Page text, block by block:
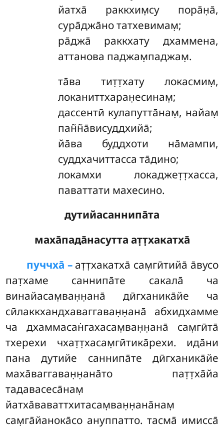
йатха̄ раккхим̣су пора̄н̣а̄,
сура̄джа̄но татхевимам̣;
ра̄джа̄ раккхату дхаммена,
аттанова паджам̣паджам̣.
та̄ва тит̣т̣хату локасмим̣,
локаниттхаран̣есинам̣;
дассентӣ кулапутта̄нам̣, найам̣
пан̃н̃а̄висуддхийа̄;
йа̄ва буддхоти на̄мампи,
суддхачиттасса та̄дино;
локамхи локаджет̣т̣хасса,
паваттати махесино.
дутийасаннипа̄та
маха̄пада̄насутта ат̣т̣хакатха̄
пуччха̄ –ат̣т̣хакатха̄ сам̣гӣтийа̄ а̄вусо
пат̣хаме саннипа̄те сакала̄ ча
винайасам̣ван̣н̣ана̄ дӣгханика̄йе ча
сӣлаккхандхаваггаван̣н̣ана̄ абхидхамме
ча дхаммасан̇гахасам̣ван̣н̣ана̄ сам̣гӣта̄
тхерехи чхат̣т̣хасам̣гӣтика̄рехи. ида̄ни
пана дутийе саннипа̄те дӣгханика̄йе
маха̄ваггаван̣н̣ана̄то пат̣т̣ха̄йа
тадавасеса̄нам̣
йатха̄ваваттхитасам̣ван̣н̣ана̄нам̣
сам̣га̄йанока̄со ануппатто. тасма̄ имисса̄